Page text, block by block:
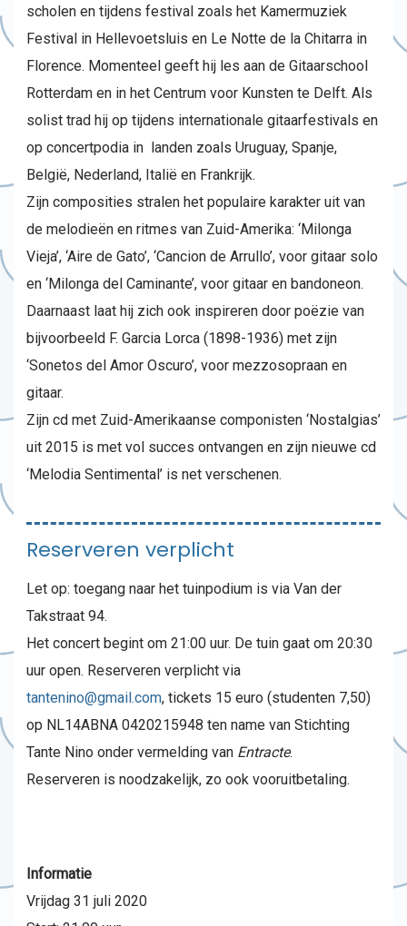
scholen en tijdens festival zoals het Kamermuziek
Festival in Hellevoetsluis en Le Notte de la Chitarra in
Florence. Momenteel geeft hij les aan de Gitaarschool
Rotterdam en in het Centrum voor Kunsten te Delft. Als
solist trad hij op tijdens internationale gitaarfestivals en
op concertpodia in landen zoals Uruguay, Spanje,
België, Nederland, Italië en Frankrijk.
Zijn composities stralen het populaire karakter uit van
de melodieën en ritmes van Zuid-Amerika: ‘Milonga
Vieja’, ‘Aire de Gato’, ‘Cancion de Arrullo’, voor gitaar solo
en ‘Milonga del Caminante’, voor gitaar en bandoneon.
Daarnaast laat hij zich ook inspireren door poëzie van
bijvoorbeeld F. Garcia Lorca (1898-1936) met zijn
‘Sonetos del Amor Oscuro’, voor mezzosopraan en
gitaar.
Zijn cd met Zuid-Amerikaanse componisten ‘Nostalgias’
uit 2015 is met vol succes ontvangen en zijn nieuwe cd
‘Melodia Sentimental’ is net verschenen.
Reserveren verplicht
Let op: toegang naar het tuinpodium is via Van der
Takstraat 94.
Het concert begint om 21:00 uur. De tuin gaat om 20:30
uur open. Reserveren verplicht via
tantenino@gmail.com, tickets 15 euro (studenten 7,50)
op NL14ABNA 0420215948 ten name van Stichting
Tante Nino onder vermelding van Entracte.
Reserveren is noodzakelijk, zo ook vooruitbetaling.
Informatie
Vrijdag 31 juli 2020